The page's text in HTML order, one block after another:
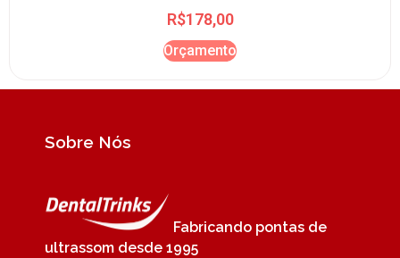
R$178,00
Orçamento
Sobre Nós
Fabricando pontas de
ultrassom desde 1995